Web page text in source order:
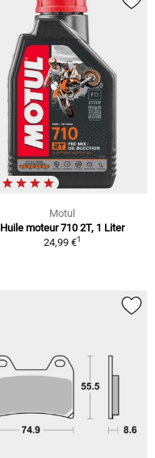
Motul
Huile moteur 710 2T, 1 Liter
24,99 €1